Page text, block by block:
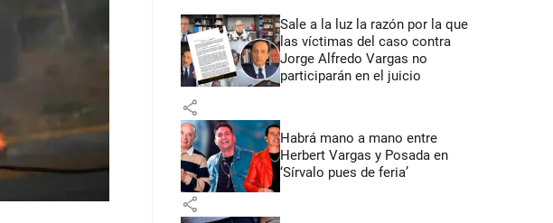
Sale a la luz la razón por la que
las víctimas del caso contra
Jorge Alfredo Vargas no
participarán en el juicio
share
Habrá mano a mano entre
Herbert Vargas y Posada en
‘Sírvalo pues de feria’
share